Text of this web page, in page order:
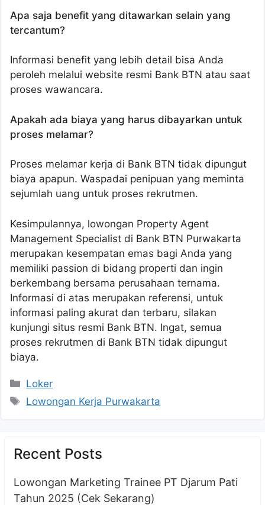
Apa saja benefit yang ditawarkan selain yang
tercantum?
Informasi benefit yang lebih detail bisa Anda
peroleh melalui website resmi Bank BTN atau saat
proses wawancara.
Apakah ada biaya yang harus dibayarkan untuk
proses melamar?
Proses melamar kerja di Bank BTN tidak dipungut
biaya apapun. Waspadai penipuan yang meminta
sejumlah uang untuk proses rekrutmen.
Kesimpulannya, lowongan Property Agent
Management Specialist di Bank BTN Purwakarta
merupakan kesempatan emas bagi Anda yang
memiliki passion di bidang properti dan ingin
berkembang bersama perusahaan ternama.
Informasi di atas merupakan referensi, untuk
informasi paling akurat dan terbaru, silakan
kunjungi situs resmi Bank BTN. Ingat, semua
proses rekrutmen di Bank BTN tidak dipungut
biaya.
Kategori
Loker
Tag
Lowongan Kerja Purwakarta
Recent Posts
Lowongan Marketing Trainee PT Djarum Pati
Tahun 2025 (Cek Sekarang)